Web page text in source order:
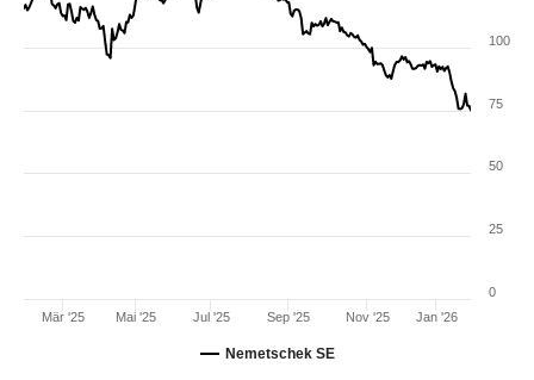
Nemetschek SE
Mär '25 Mai '25 Jul '25 Sep '25 Nov '25 Jan '26
0
25
50
75
100